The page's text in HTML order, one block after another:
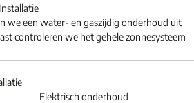
we een water- en gaszijdig onderhoud uit
controleren we het gehele zonnesysteem
Elektrisch onderhoud